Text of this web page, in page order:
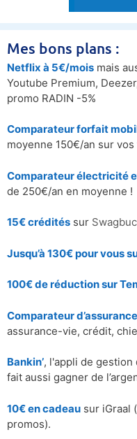
Mes bons plans :
Netflix à 5€/mois mais
Youtube Premium,
promo RADIN -5%
Comparateur forfait
moyenne 150€/an sur
Comparateur électricité
de 250€/an en moyenne !
15€ crédités sur
Jusqu’à 130€ pour vous
100€ de réduction sur
Comparateur
assurance-vie, crédit,
Bankin’, l'appli de
fait aussi gagner de
10€ en cadeau sur iGraal
promos).